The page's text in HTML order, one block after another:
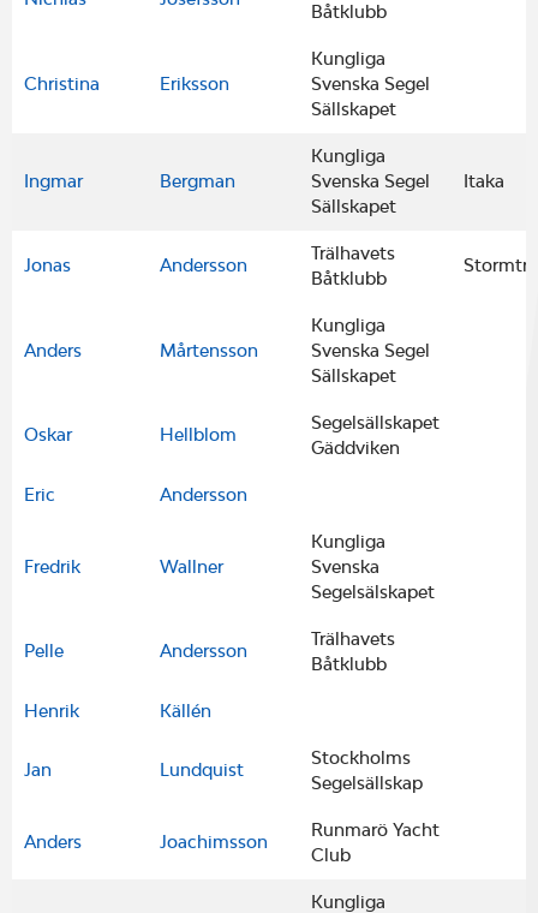
Båtklubb
Christina Eriksson
Kungliga
Svenska Segel
Sällskapet
Ingmar Bergman
Kungliga
Svenska Segel
Sällskapet
Itaka
Jonas Andersson
Trälhavets
Båtklubb
Anders Mårtensson
Kungliga
Svenska Segel
Sällskapet
Oskar Hellblom
Segelsällskapet
Gäddviken
Eric Andersson
Fredrik Wallner
Kungliga
Svenska
Segelsälskapet
Pelle Andersson
Trälhavets
Båtklubb
Henrik Källén
Jan Lundquist
Stockholms
Segelsällskap
Anders Joachimsson
Runmarö Yacht
Club
Kungliga